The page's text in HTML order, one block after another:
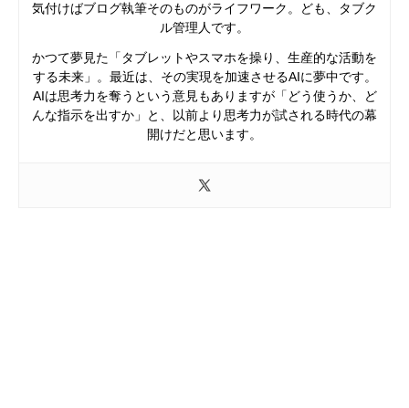
気付けばブログ執筆そのものがライフワーク。ども、タブク
ル管理人です。
かつて夢見た「タブレットやスマホを操り、生産的な活動を
する未来」。最近は、その実現を加速させるAIに夢中です。
AIは思考力を奪うという意見もありますが「どう使うか、ど
んな指示を出すか」と、以前より思考力が試される時代の幕
開けだと思います。